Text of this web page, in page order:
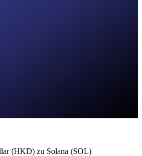
(HKD) zu Solana (SOL)